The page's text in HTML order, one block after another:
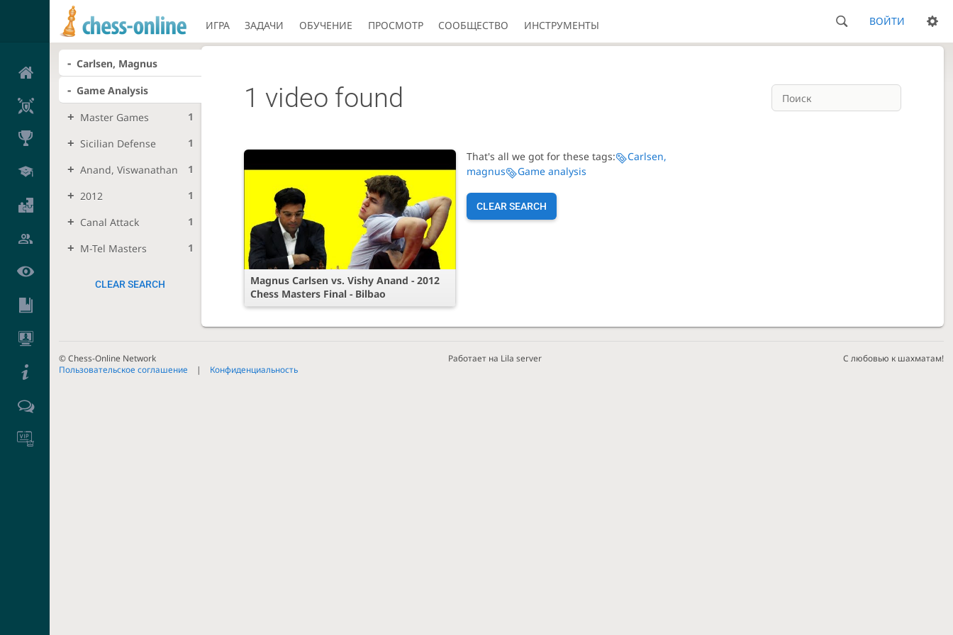
ИГРА ЗАДАЧИ ОБУЧЕНИЕ ПРОСМОТР СООБЩЕСТВО ИНСТРУМЕНТЫ ВОЙТИ
Carlsen, Magnus
Game Analysis
Master Games
1
Sicilian Defense
1
Anand, Viswanathan
1
2012
1
Canal Attack
1
M-Tel Masters
1
CLEAR SEARCH
1 video found
Magnus Carlsen vs. Vishy Anand - 2012
Chess Masters Final - Bilbao
That's all we got for these tags:
Carlsen,
magnus
Game analysis
CLEAR SEARCH
© Chess-Online Network
Пользовательское соглашение
Конфиденциальность
Работает на Lila server С любовью к шахматам!